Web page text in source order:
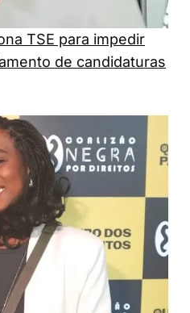
TSE para impedir
de candidaturas